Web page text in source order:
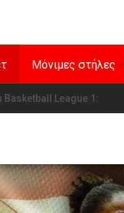
Μόνιμες στήλες
League 1
Γυναικών: